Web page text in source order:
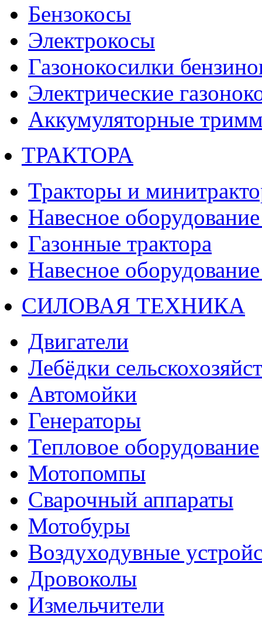
Бензокосы
Электрокосы
Газонокосилки
Электрические
Аккумуляторные
ТРАКТОРА
Тракторы и
Навесное
Газонные трактора
Навесное
СИЛОВАЯ ТЕХНИКА
Двигатели
Лебёдки
Автомойки
Генераторы
Тепловое оборудование
Мотопомпы
Сварочный аппараты
Мотобуры
Воздуходувные
Дровоколы
Измельчители